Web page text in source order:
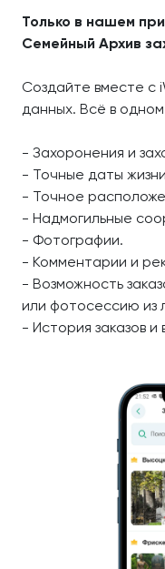
Только в нашем
Семейный Архив
Создайте вместе с
данных. Всё в
- Захоронения и
- Точные даты
- Точное
- Надмогильные
- Фотографии.
- Комментарии и
- Возможность
или фотосессию из
- История заказов